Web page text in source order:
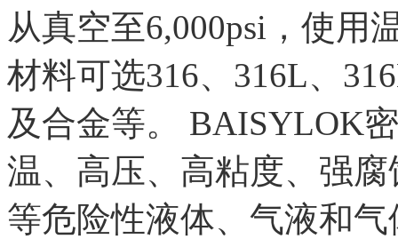
从真空至6,000psi，使
材料可选316、316L、
及合金等。 BAISYLOK
温、高压、高粘度、强
等危险性液体、气液和